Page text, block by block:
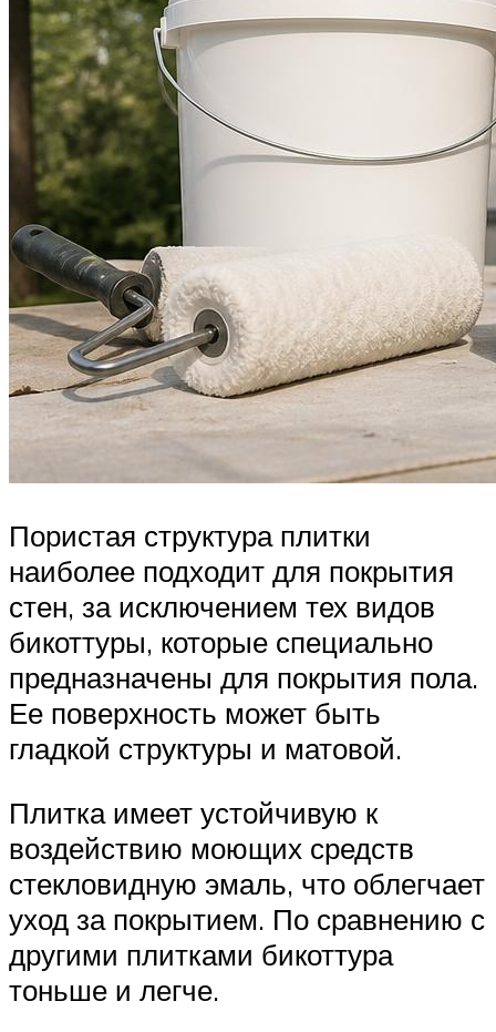
Пористая структура плитки
наиболее подходит для покрытия
стен, за исключением тех видов
бикоттуры, которые специально
предназначены для покрытия пола.
Ее поверхность может быть
гладкой структуры и матовой.
Плитка имеет устойчивую к
воздействию моющих средств
стекловидную эмаль, что облегчает
уход за покрытием. По сравнению с
другими плитками бикоттура
тоньше и легче.